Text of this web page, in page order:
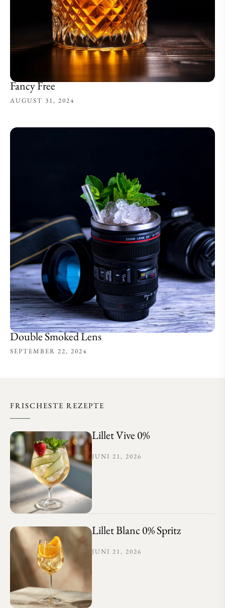
Fancy Free
AUGUST 31, 2024
Double Smoked Lens
SEPTEMBER 22, 2024
FRISCHESTE REZEPTE
Lillet Vive 0%
JUNI 21, 2026
Lillet Blanc 0% Spritz
JUNI 21, 2026